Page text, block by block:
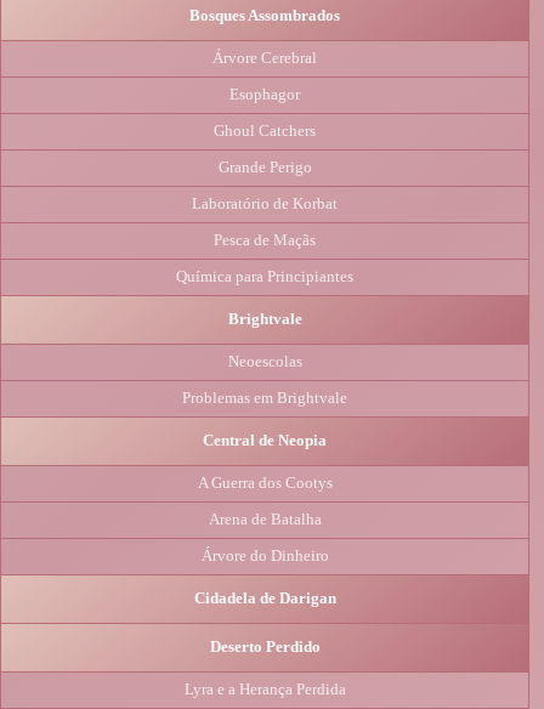
Bosques Assombrados
Árvore Cerebral
Esophagor
Ghoul Catchers
Grande Perigo
Laboratório de Korbat
Pesca de Maçãs
Química para Principiantes
Brightvale
Neoescolas
Problemas em Brightvale
Central de Neopia
A Guerra dos Cootys
Arena de Batalha
Árvore do Dinheiro
Cidadela de Darigan
Deserto Perdido
Lyra e a Herança Perdida